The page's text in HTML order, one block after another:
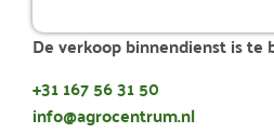
De verkoop binnendienst is te
+31 167 56 31 50
info@agrocentrum.nl